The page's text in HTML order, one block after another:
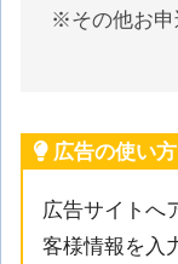
※その他お申
広告の使い方
広告サイト
客様情報を